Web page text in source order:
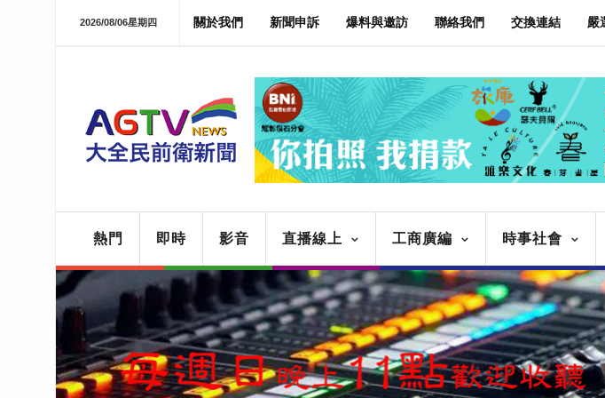
2026/08/06星期四 關於我們 新聞申訴 爆料與邀訪 聯絡我們 交換連結 嚴
熱門 即時 影音 直播線上 工商廣編 時事社會